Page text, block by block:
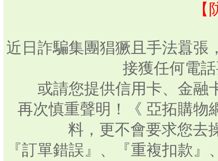
近日詐騙集團猖獗且手法囂張
接獲任何電
或請您提供信用卡、金融
再次慎重聲明！《 亞拓購物
料，更不會要求您去
『訂單錯誤』、『重複扣款